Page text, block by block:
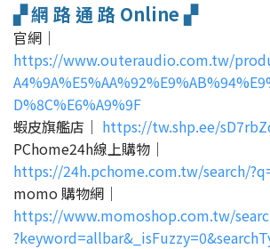
▞ 網 路 通 路 Online ▞
官網｜
https://www.outeraudio.com.tw/
D%8C%E6%A9%9F
蝦皮旗艦店｜ https://tw.shp.ee/
PChome24h線上購物｜
https://24h.pchome.com.tw/search/
momo 購物網｜
https://www.momoshop.com.tw/